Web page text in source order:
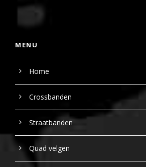
MENU
Home
Crossbanden
Straatbanden
Quad velgen